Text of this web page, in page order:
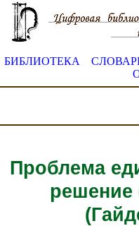
БИБЛИОТЕКА
Проблема
решение